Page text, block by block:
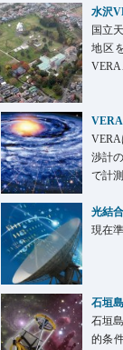
水沢
国立
地区
渉計
で計
光結
現在
石垣
石垣
的条